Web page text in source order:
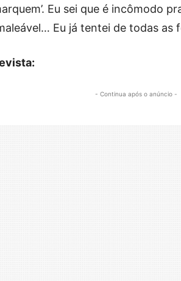
Eu sei que é incômodo
Eu já tentei de todas as
- Continua após o anúncio -